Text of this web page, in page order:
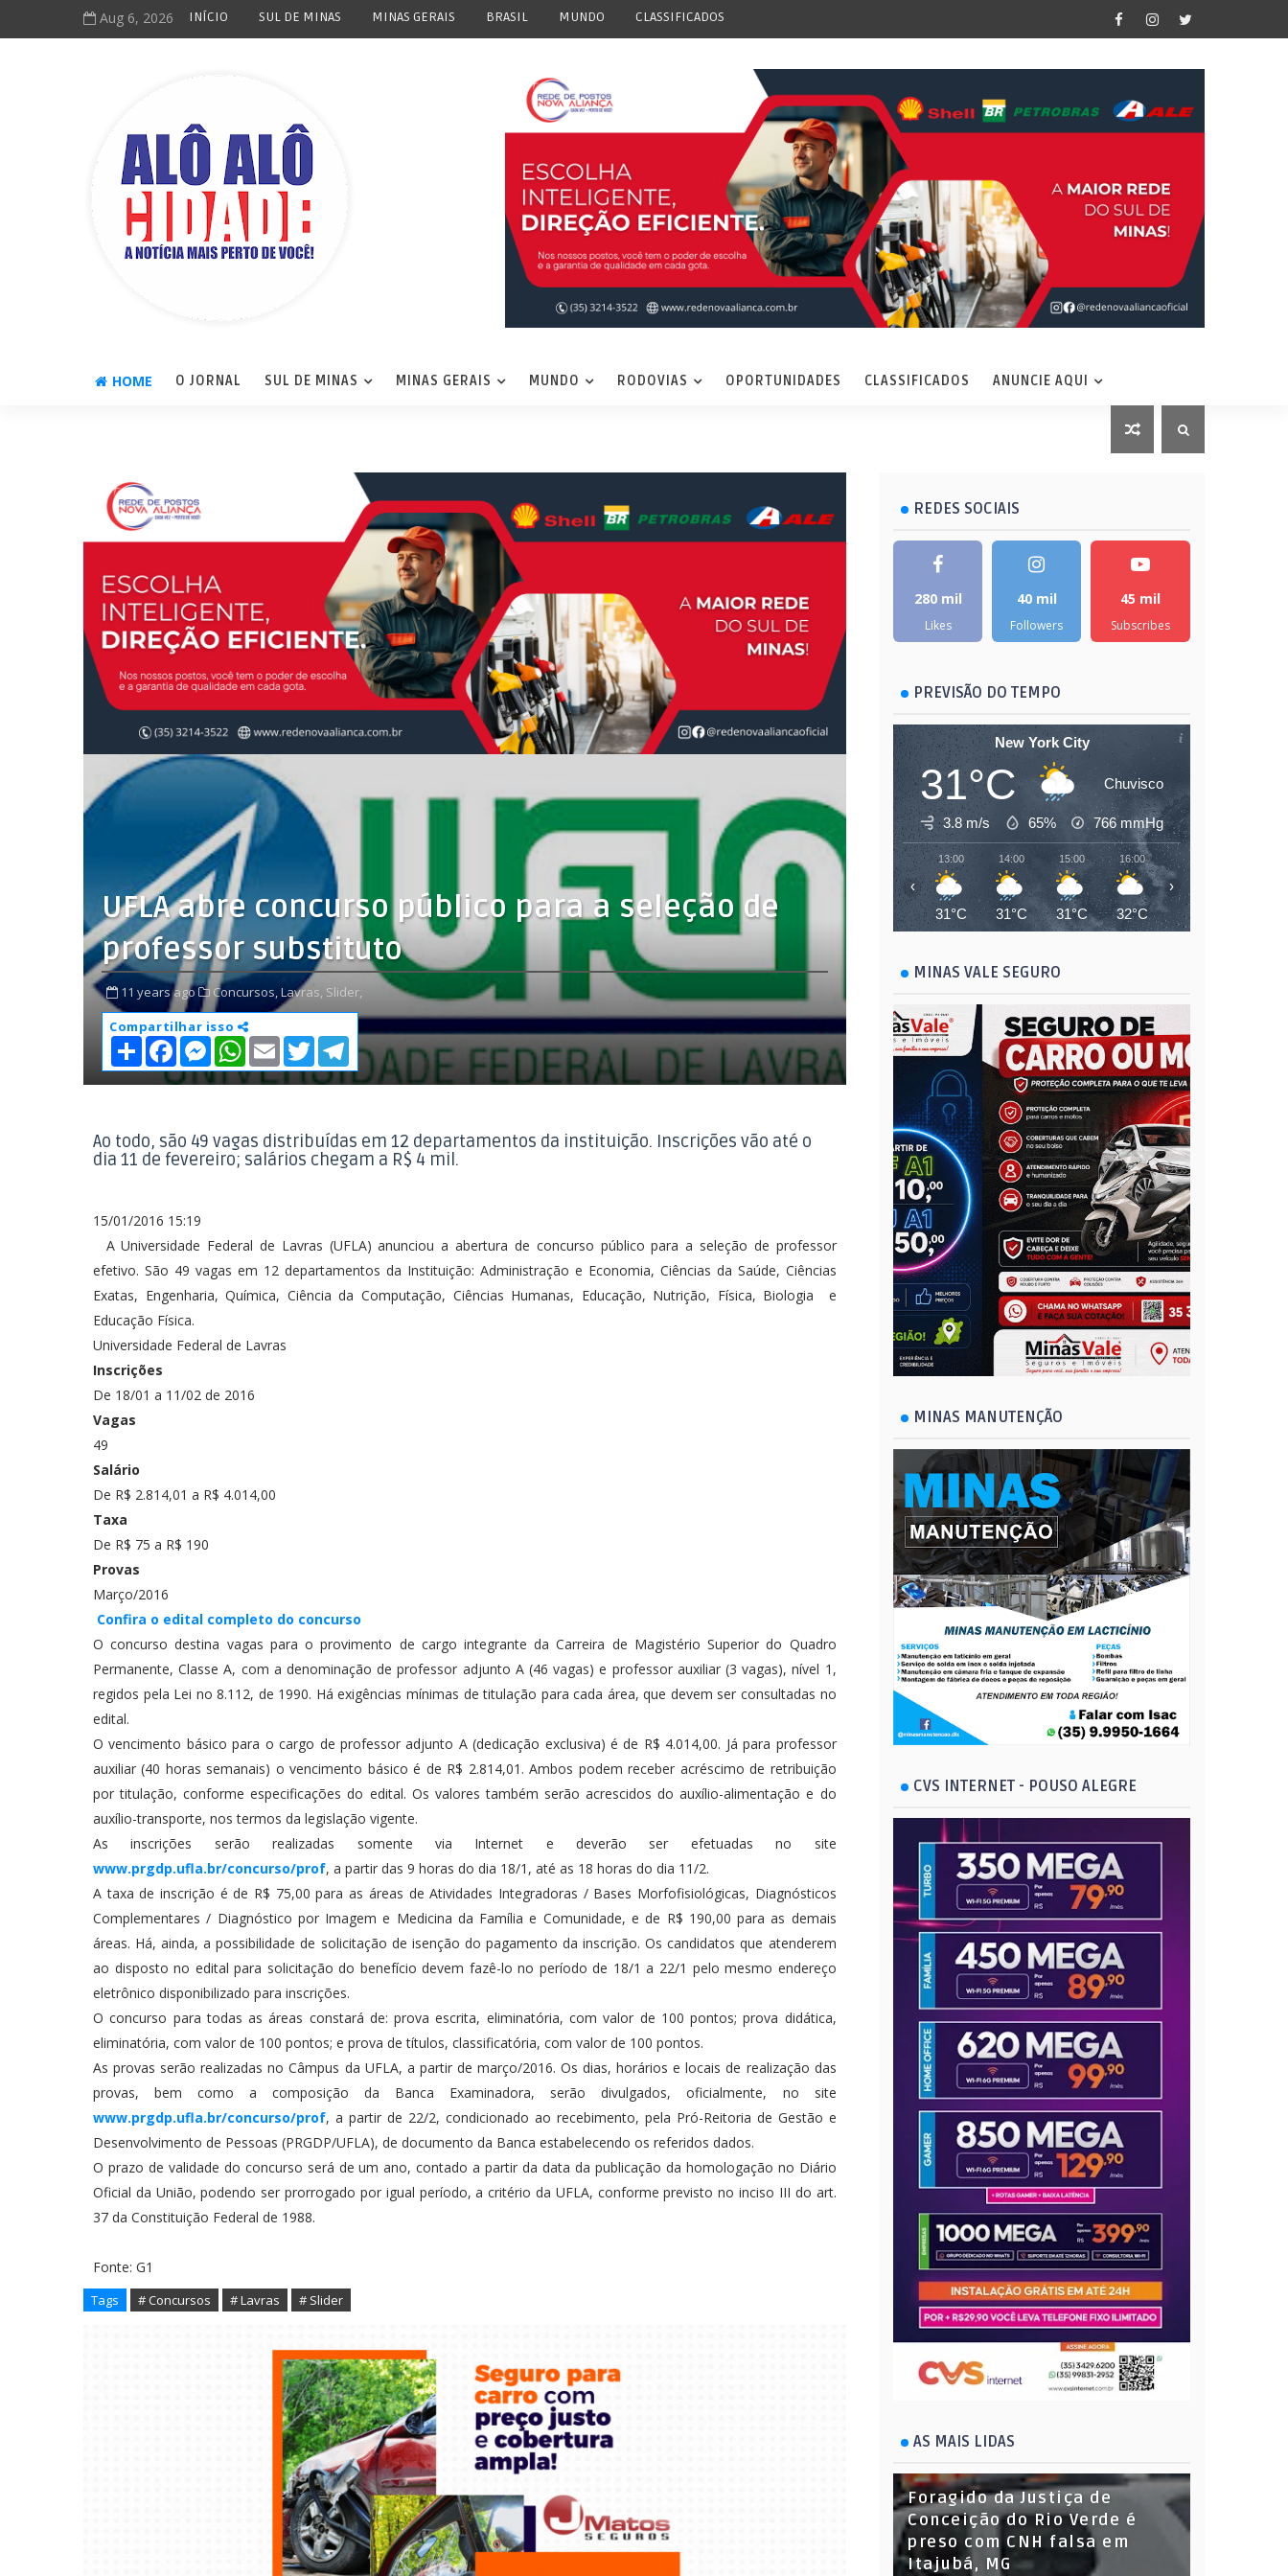
Aug 6, 2026 INÍCIO SUL DE MINAS MINAS GERAIS BRASIL MUNDO CLASSIFICADOS
HOME O JORNAL SUL DE MINAS MINAS GERAIS MUNDO RODOVIAS OPORTUNIDADES CLASSIFICADOS ANUNCIE AQUI
UFLA abre concurso público para a seleção de
professor substituto
11 years ago Concursos,Lavras, Slider,
Compartilhar isso
S
h
a
r
F
c
e
o
k
M
e
s
s
g
e
r
W
h
a
t
p
p
E
m
a
i
T
i
t
r
l
e
a
m
Ao todo, são 49 vagas distribuídas em 12 departamentos da instituição. Inscrições vão até o
dia 11 de fevereiro; salários chegam a R$ 4 mil.
15/01/2016 15:19
A Universidade Federal de Lavras (UFLA) anunciou a abertura de concurso público para a seleção de professor
efetivo. São 49 vagas em 12 departamentos da Instituição: Administração e Economia, Ciências da Saúde, Ciências
Exatas, Engenharia, Química, Ciência da Computação, Ciências Humanas, Educação, Nutrição, Física, Biologia e
Educação Física.
Universidade Federal de Lavras
Inscrições
De 18/01 a 11/02 de 2016
Vagas
49
Salário
De R$ 2.814,01 a R$ 4.014,00
Taxa
De R$ 75 a R$ 190
Provas
Março/2016
Confira o edital completo do concurso
O concurso destina vagas para o provimento de cargo integrante da Carreira de Magistério Superior do Quadro
Permanente, Classe A, com a denominação de professor adjunto A (46 vagas) e professor auxiliar (3 vagas), nível 1,
regidos pela Lei no 8.112, de 1990. Há exigências mínimas de titulação para cada área, que devem ser consultadas no
edital.
O vencimento básico para o cargo de professor adjunto A (dedicação exclusiva) é de R$ 4.014,00. Já para professor
auxiliar (40 horas semanais) o vencimento básico é de R$ 2.814,01. Ambos podem receber acréscimo de retribuição
por titulação, conforme especificações do edital. Os valores também serão acrescidos do auxílio-alimentação e do
auxílio-transporte, nos termos da legislação vigente.
As inscrições serão realizadas somente via Internet e deverão ser efetuadas no site
www.prgdp.ufla.br/concurso/prof, a partir das 9 horas do dia 18/1, até as 18 horas do dia 11/2.
A taxa de inscrição é de R$ 75,00 para as áreas de Atividades Integradoras / Bases Morfofisiológicas, Diagnósticos
Complementares / Diagnóstico por Imagem e Medicina da Família e Comunidade, e de R$ 190,00 para as demais
áreas. Há, ainda, a possibilidade de solicitação de isenção do pagamento da inscrição. Os candidatos que atenderem
ao disposto no edital para solicitação do benefício devem fazê-lo no período de 18/1 a 22/1 pelo mesmo endereço
eletrônico disponibilizado para inscrições.
O concurso para todas as áreas constará de: prova escrita, eliminatória, com valor de 100 pontos; prova didática,
eliminatória, com valor de 100 pontos; e prova de títulos, classificatória, com valor de 100 pontos.
As provas serão realizadas no Câmpus da UFLA, a partir de março/2016. Os dias, horários e locais de realização das
provas, bem como a composição da Banca Examinadora, serão divulgados, oficialmente, no site
www.prgdp.ufla.br/concurso/prof, a partir de 22/2, condicionado ao recebimento, pela Pró-Reitoria de Gestão e
Desenvolvimento de Pessoas (PRGDP/UFLA), de documento da Banca estabelecendo os referidos dados.
O prazo de validade do concurso será de um ano, contado a partir da data da publicação da homologação no Diário
Oficial da União, podendo ser prorrogado por igual período, a critério da UFLA, conforme previsto no inciso III do art.
37 da Constituição Federal de 1988.
Fonte: G1
Tags # Concursos # Lavras # Slider
REDES SOCIAIS
280 mil
Likes
40 mil
Followers
45 mil
Subscribes
PREVISÃO DO TEMPO
New York City
31°C Chuvisco
3.8 m/s 65% 766mmHg
13:00
31°C
14:00
31°C
15:00
31°C
16:00
32°C
17:00
32°C
‹ ›
MINAS VALE SEGURO
MINAS MANUTENÇÃO
CVS INTERNET - POUSO ALEGRE
AS MAIS LIDAS
Foragido da Justiça de
Conceição do Rio Verde é
preso com CNH falsa em
Itajubá, MG